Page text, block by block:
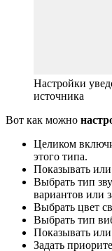
Настройки
источника
Вот как можно
Целиком
этого типа.
Показывать
Выбрать тип
вариантов или
Выбрать цвет
Выбрать тип
Показывать
Задать